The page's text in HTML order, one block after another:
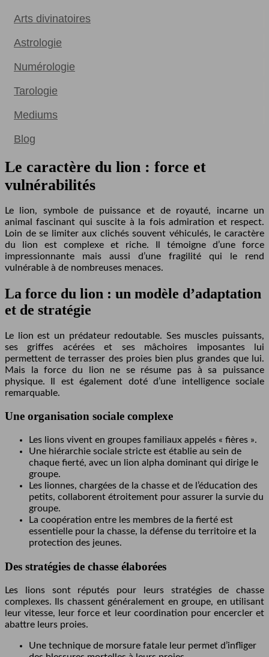
Arts divinatoires
Astrologie
Numérologie
Tarologie
Mediums
Blog
Le caractère du lion : force et
vulnérabilités
Le lion, symbole de puissance et de royauté, incarne un
animal fascinant qui suscite à la fois admiration et respect.
Loin de se limiter aux clichés souvent véhiculés, le caractère
du lion est complexe et riche. Il témoigne d’une force
impressionnante mais aussi d’une fragilité qui le rend
vulnérable à de nombreuses menaces.
La force du lion : un modèle d’adaptation
et de stratégie
Le lion est un prédateur redoutable. Ses muscles puissants,
ses griffes acérées et ses mâchoires imposantes lui
permettent de terrasser des proies bien plus grandes que lui.
Mais la force du lion ne se résume pas à sa puissance
physique. Il est également doté d’une intelligence sociale
remarquable.
Une organisation sociale complexe
Les lions vivent en groupes familiaux appelés « fières ».
Une hiérarchie sociale stricte est établie au sein de
chaque fierté, avec un lion alpha dominant qui dirige le
groupe.
Les lionnes, chargées de la chasse et de l’éducation des
petits, collaborent étroitement pour assurer la survie du
groupe.
La coopération entre les membres de la fierté est
essentielle pour la chasse, la défense du territoire et la
protection des jeunes.
Des stratégies de chasse élaborées
Les lions sont réputés pour leurs stratégies de chasse
complexes. Ils chassent généralement en groupe, en utilisant
leur vitesse, leur force et leur coordination pour encercler et
abattre leurs proies.
Une technique de morsure fatale leur permet d’infliger